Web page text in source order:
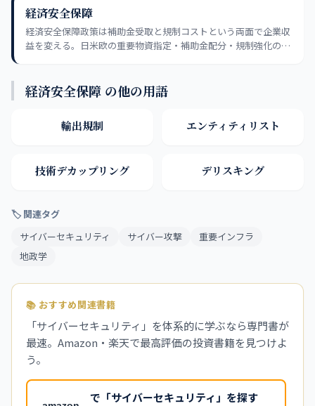
経済安全保障
経済安全保障政策は補助金受取と規制コストという両面で企業収
益を変える。日米欧の重要物資指定・補助金配分・規制強化の動
経済安全保障 の他の用語
輸出規制 エンティティリスト
技術デカップリング デリスキング
🏷 関連タグ
サイバーセキュリティ
サイバー攻撃
重要インフラ
地政学
📚 おすすめ関連書籍
「サイバーセキュリティ」を体系的に学ぶなら専門書が
最速。Amazon・楽天で最高評価の投資書籍を見つけよ
う。
で「サイバーセキュリティ」を探す